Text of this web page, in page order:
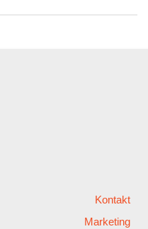
Kontakt
Marketing